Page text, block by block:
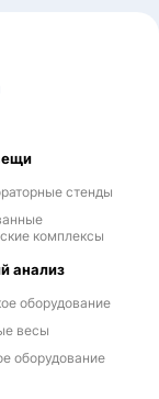
стенды
комплексы
анализ
оборудование
весы
оборудование